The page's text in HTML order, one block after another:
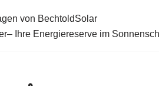
von BechtoldSolar
Ihre Energiereserve im